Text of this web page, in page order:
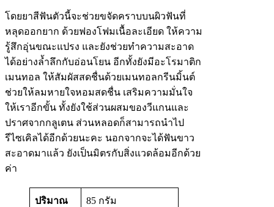
โดยยาสีฟันตัวนี้จะช่วยขจัดคราบบนผิวฟันที่
หลุดออกยาก ด้วยฟองโฟมเนื้อละเอียด ให้ความ
รู้สึกอุ่นขณะแปรง และยังช่วยทำความสะอาด
ได้อย่างล้ำลึกกับอ่อนโยน อีกทั้งยังมีอะโรมาติก
เมนทอล ให้สัมผัสสดชื่นด้วยเมนทอลกรีนมิ้นต์
ช่วยให้ลมหายใจหอมสดชื่น เสริมความมั่นใจ
ให้เราอีกขั้น ทั้งยังใช้ส่วนผสมของวีแกนและ
ปราศจากกลูเตน ส่วนหลอดก็สามารถนำไป
รีไซเคิลได้อีกด้วยนะคะ นอกจากจะได้ฟันขาว
สะอาดมาแล้ว ยังเป็นมิตรกับสิ่งแวดล้อมอีกด้วย
ค่า
ปริมาณ 85 กรัม